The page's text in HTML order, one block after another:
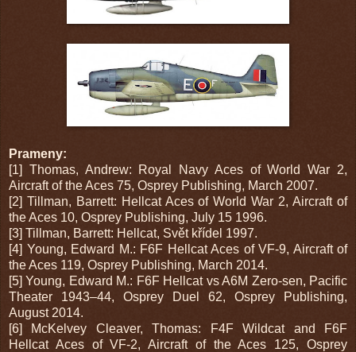
Prameny:
[1] Thomas, Andrew: Royal Navy Aces of World War 2,
Aircraft of the Aces 75, Osprey Publishing, March 2007.
[2] Tillman, Barrett: Hellcat Aces of World War 2, Aircraft of
the Aces 10, Osprey Publishing, July 15 1996.
[3] Tillman, Barrett: Hellcat, Svět křídel 1997.
[4] Young, Edward M.: F6F Hellcat Aces of VF-9, Aircraft of
the Aces 119, Osprey Publishing, March 2014.
[5] Young, Edward M.: F6F Hellcat vs A6M Zero-sen, Pacific
Theater 1943–44, Osprey Duel 62, Osprey Publishing,
August 2014.
[6] McKelvey Cleaver, Thomas: F4F Wildcat and F6F
Hellcat Aces of VF-2, Aircraft of the Aces 125, Osprey